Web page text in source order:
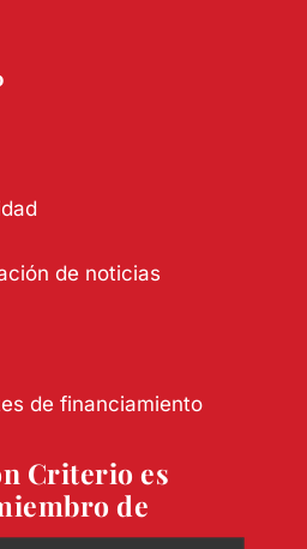
de noticias
de financiamiento
Criterio es
de